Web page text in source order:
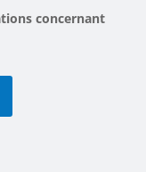
concernant